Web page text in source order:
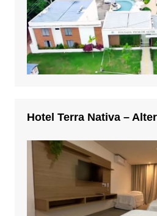
Hotel Terra Nativa –